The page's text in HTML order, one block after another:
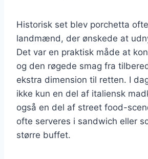
Historisk set blev porchetta
landmænd, der ønskede at
Det var en praktisk måde at
og den røgede smag fra
ekstra dimension til retten. I
ikke kun en del af italiensk
også en del af street food-
ofte serveres i sandwich eller
større buffet.